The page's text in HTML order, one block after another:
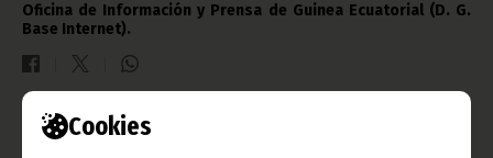
Cookies
Oficina de Información y Prensa de Guinea Ecuatorial (D. G.
Base Internet).
Gobierno e Instituciones